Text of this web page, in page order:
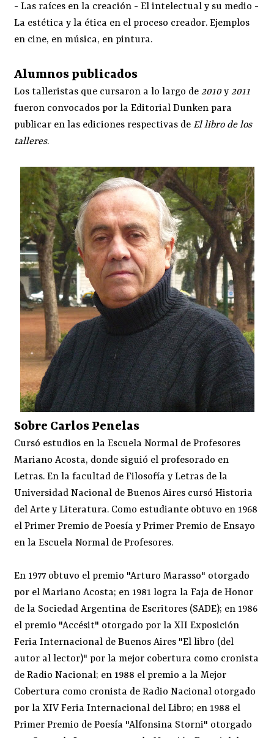
- Las raíces en la creación - El intelectual y su medio -
La estética y la ética en el proceso creador. Ejemplos
en cine, en música, en pintura.
Alumnos publicados
Los talleristas que cursaron a lo largo de2010y2011
fueron convocados por la Editorial Dunken para
publicar en las ediciones respectivas deEl libro de los
talleres.
Sobre Carlos Penelas
Cursó estudios en la Escuela Normal de Profesores
Mariano Acosta, donde siguió el profesorado en
Letras. En la facultad de Filosofía y Letras de la
Universidad Nacional de Buenos Aires cursó Historia
del Arte y Literatura. Como estudiante obtuvo en 1968
el Primer Premio de Poesía y Primer Premio de Ensayo
en la Escuela Normal de Profesores.
En 1977 obtuvo el premio "Arturo Marasso" otorgado
por el Mariano Acosta; en 1981 logra la Faja de Honor
de la Sociedad Argentina de Escritores (SADE); en 1986
el premio "Accésit" otorgado por la XII Exposición
Feria Internacional de Buenos Aires "El libro (del
autor al lector)" por la mejor cobertura como cronista
de Radio Nacional; en 1988 el premio a la Mejor
Cobertura como cronista de Radio Nacional otorgado
por la XIV Feria Internacional del Libro; en 1988 el
Primer Premio de Poesía "Alfonsina Storni" otorgado